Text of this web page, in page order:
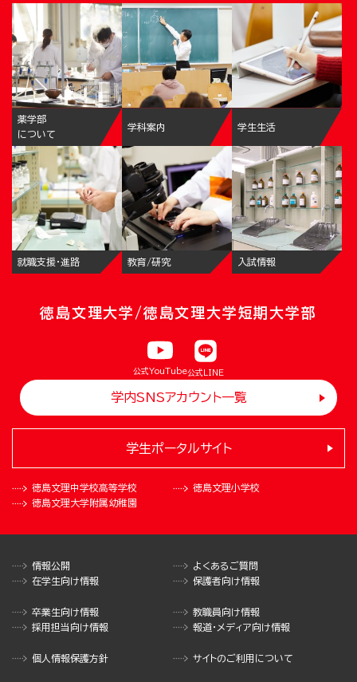
薬学部
について
学科案内 学生生活
就職支援・進路 教育/研究 入試情報
徳島文理大学/徳島文理大学短期大学部
公式YouTube公式LINE
学内SNSアカウント一覧
徳島文理中学校高等学校
徳島文理小学校
徳島文理大学附属幼稚園
学生ポータルサイト
情報公開
よくあるご質問
在学生向け情報
保護者向け情報
卒業生向け情報
教職員向け情報
採用担当向け情報
報道・メディア向け情報
個人情報保護方針 サイトのご利用について